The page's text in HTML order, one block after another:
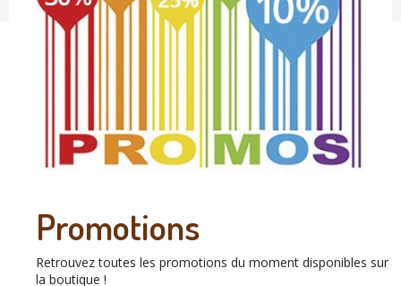
Promotions
Retrouvez toutes les promotions du moment disponibles sur
la boutique !